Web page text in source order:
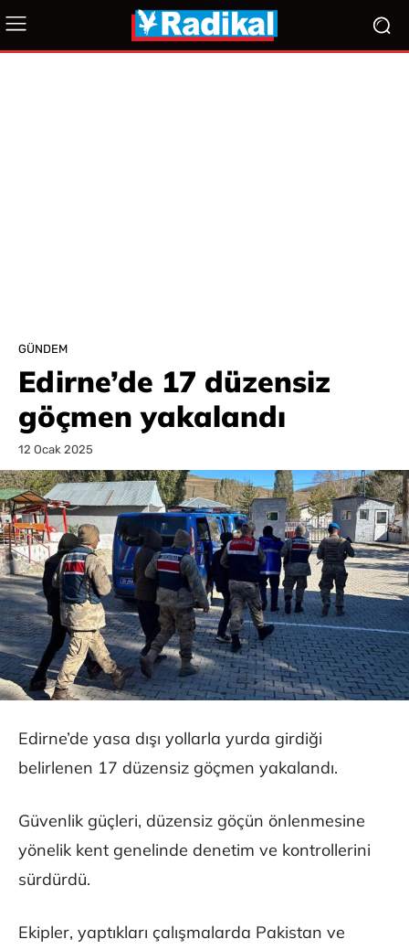
GÜNDEM
Edirne’de 17 düzensiz
göçmen yakalandı
12 Ocak 2025
Edirne’de yasa dışı yollarla yurda girdiği
belirlenen 17 düzensiz göçmen yakalandı.
Güvenlik güçleri, düzensiz göçün önlenmesine
yönelik kent genelinde denetim ve kontrollerini
sürdürdü.
Ekipler, yaptıkları çalışmalarda Pakistan ve